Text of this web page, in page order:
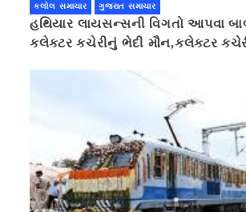
કલોલ સમાચાર ગુજરાત સમાચાર
હથિયાર લાયસન્સની વિગતો આપવા
કલેક્ટર કચેરીનું ભેદી મૌન,કલેક્ટર